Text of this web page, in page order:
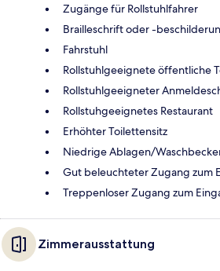
Zugänge für Rollstuhlfahrer
Brailleschrift oder -
Fahrstuhl
Rollstuhlgeeignete öffentliche
Rollstuhlgeeigneter
Rollstuhgeeignetes Restaurant
Erhöhter Toilettensitz
Niedrige Ablagen/
Gut beleuchteter Zugang zum
Treppenloser Zugang zum
Zimmerausstattung